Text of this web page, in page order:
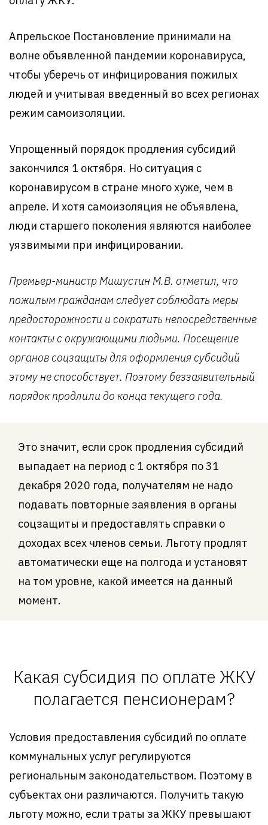
Апрельское Постановление принимали на
волне объявленной пандемии коронавируса,
чтобы уберечь от инфицирования пожилых
людей и учитывая введенный во всех регионах
режим самоизоляции.
Упрощенный порядок продления субсидий
закончился 1 октября. Но ситуация с
коронавирусом в стране много хуже, чем в
апреле. И хотя самоизоляция не объявлена,
люди старшего поколения являются наиболее
уязвимыми при инфицировании.
Премьер-министр Мишустин М.В. отметил, что
пожилым гражданам следует соблюдать меры
предосторожности и сократить непосредственные
контакты с окружающими людьми. Посещение
органов соцзащиты для оформления субсидий
этому не способствует. Поэтому беззаявительный
порядок продлили до конца текущего года.
Это значит, если срок продления субсидий
выпадает на период с 1 октября по 31
декабря 2020 года, получателям не надо
подавать повторные заявления в органы
соцзащиты и предоставлять справки о
доходах всех членов семьи. Льготу продлят
автоматически еще на полгода и установят
на том уровне, какой имеется на данный
момент.
Какая субсидия по оплате ЖКУ
полагается пенсионерам?
Условия предоставления субсидий по оплате
коммунальных услуг регулируются
региональным законодательством. Поэтому в
субъектах они различаются. Получить такую
льготу можно, если траты за ЖКУ превышают